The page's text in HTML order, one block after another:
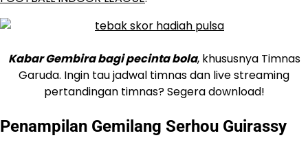
Kabar Gembira bagi pecinta bola, khususnya Timnas
Garuda. Ingin tau jadwal timnas dan live streaming
pertandingan timnas? Segera download!
Penampilan Gemilang Serhou Guirassy